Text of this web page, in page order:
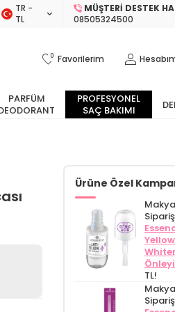
TR −
TL
MÜŞTERI DESTEK
08505324500
0 Favorilerim
PARFÜM
PROFESYONEL
SAÇ BAKIMI
Ürüne Özel
TL!